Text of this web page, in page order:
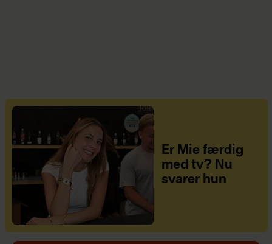
Er Mie færdig
med tv? Nu
svarer hun